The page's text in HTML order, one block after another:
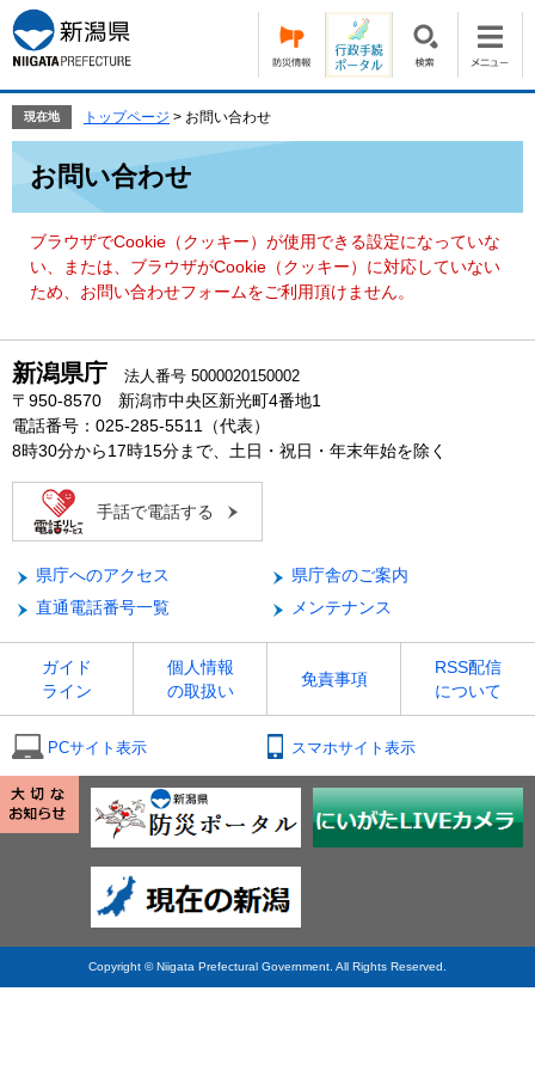
ー
ジ
の
頭
す。
ニ
ュ
ー
飛
て
現在地 トップページ > お問い合わせ
お問い合わせ
ブラウザでCookie（クッキー）が使用できる設定になっていな
い、または、ブラウザがCookie（クッキー）に対応していない
ため、お問い合わせフォームをご利用頂けません。
新潟県庁 法人番号 5000020150002
〒950-8570 新潟市中央区新光町4番地1
電話番号：025-285-5511（代表）
8時30分から17時15分まで、土日・祝日・年末年始を除く
手話で電話する
県庁へのアクセス
県庁舎のご案内
直通電話番号一覧
メンテナンス
ガイド
ライン
個人情報
の取扱い
免責事項
RSS配信
について
PCサイト表示 スマホサイト表示
Copyright © Niigata Prefectural Government. All Rights Reserved.